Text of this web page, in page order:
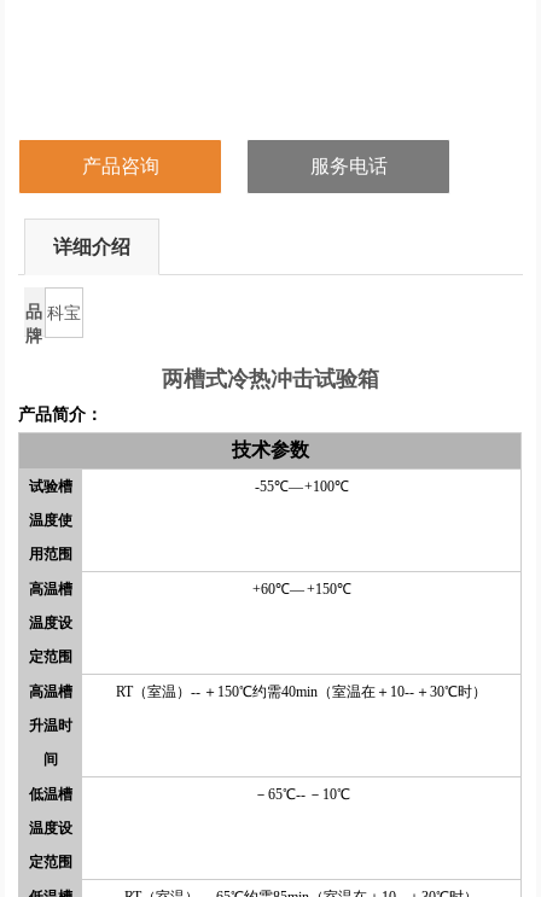
产品咨询 服务电话
详细介绍
品
牌
科宝
两槽式冷热冲击试验箱
产品简介：
技术参数
试验槽
温度使
用范围
-55℃— +100℃
高温槽
温度设
定范围
+60℃— +150℃
高温槽
升温时
间
RT（室温）-- ＋150℃约需40min（室温在＋10-- ＋30℃时）
低温槽
温度设
定范围
－65℃-- －10℃